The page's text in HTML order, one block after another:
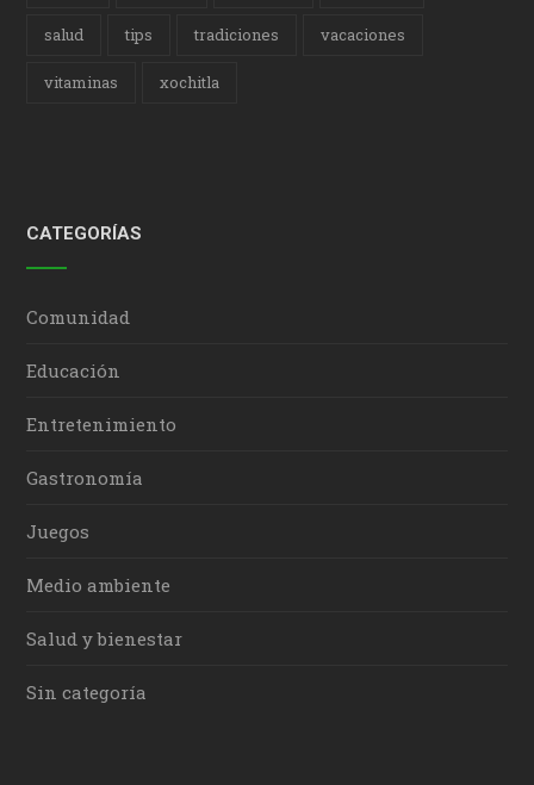
salud tips tradiciones vacaciones
vitaminas xochitla
CATEGORÍAS
Comunidad
Educación
Entretenimiento
Gastronomía
Juegos
Medio ambiente
Salud y bienestar
Sin categoría